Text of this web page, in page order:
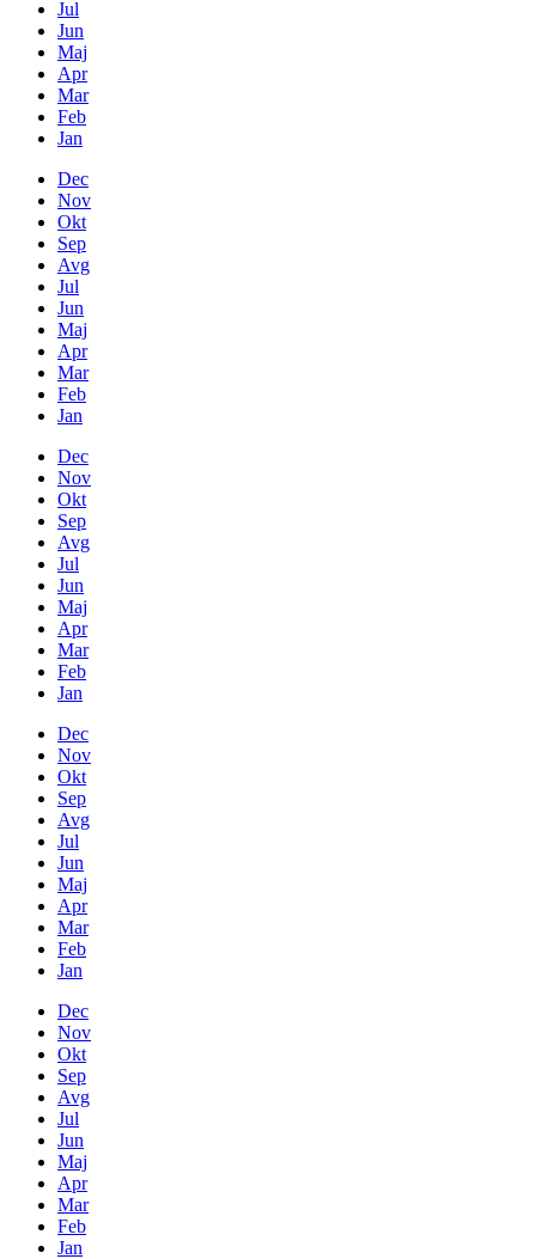
Jul
Jun
Maj
Apr
Mar
Feb
Jan
Dec
Nov
Okt
Sep
Avg
Jul
Jun
Maj
Apr
Mar
Feb
Jan
Dec
Nov
Okt
Sep
Avg
Jul
Jun
Maj
Apr
Mar
Feb
Jan
Dec
Nov
Okt
Sep
Avg
Jul
Jun
Maj
Apr
Mar
Feb
Jan
Dec
Nov
Okt
Sep
Avg
Jul
Jun
Maj
Apr
Mar
Feb
Jan